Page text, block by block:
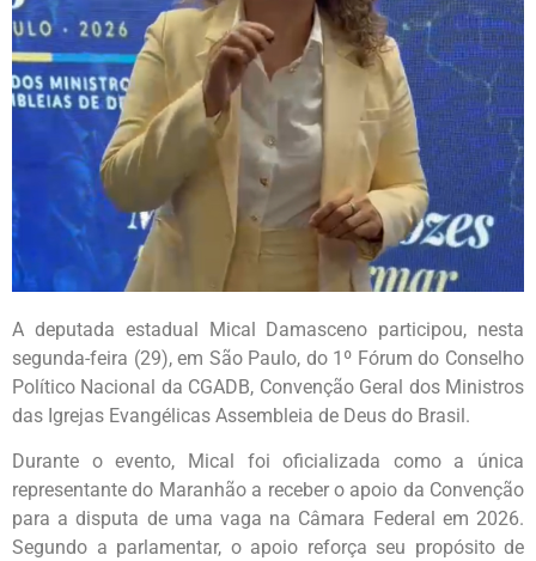
A deputada estadual Mical Damasceno participou, nesta
segunda-feira (29), em São Paulo, do 1º Fórum do Conselho
Político Nacional da CGADB, Convenção Geral dos Ministros
das Igrejas Evangélicas Assembleia de Deus do Brasil.
Durante o evento, Mical foi oficializada como a única
representante do Maranhão a receber o apoio da Convenção
para a disputa de uma vaga na Câmara Federal em 2026.
Segundo a parlamentar, o apoio reforça seu propósito de